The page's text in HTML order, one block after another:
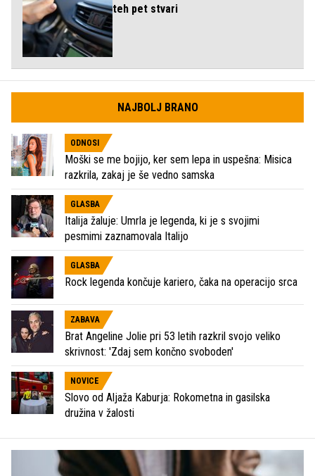
teh pet stvari
NAJBOLJ BRANO
ODNOSI
Moški se me bojijo, ker sem lepa in uspešna: Misica
razkrila, zakaj je še vedno samska
GLASBA
Italija žaluje: Umrla je legenda, ki je s svojimi
pesmimi zaznamovala Italijo
GLASBA
Rock legenda končuje kariero, čaka na operacijo srca
ZABAVA
Brat Angeline Jolie pri 53 letih razkril svojo veliko
skrivnost: 'Zdaj sem končno svoboden'
NOVICE
Slovo od Aljaža Kaburja: Rokometna in gasilska
družina v žalosti